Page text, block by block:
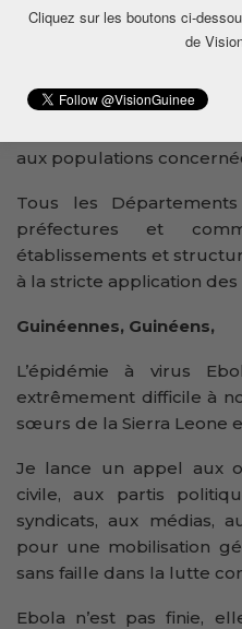
prévention.
Partout où besoin
et de confinement
aux populations
Tous les
préfectures et
établissements et
à la stricte application
Guinéennes, Guinéens,
L’épidémie à virus
extrêmement difficile à
sœurs de la Sierra Leone
Je lance un appel aux
civile, aux partis
syndicats, aux médias,
pour une mobilisation
sans faille dans la lutte
Ebola n’est pas finie,
Cliquez sur les boutons ci-
de